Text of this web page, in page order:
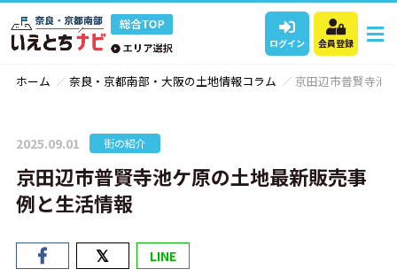
ログイン 会員登録
ホーム 奈良・京都南部・大阪の土地情報コラム 京田辺市普賢寺池
2025.09.01 街の紹介
京田辺市普賢寺池ケ原の土地最新販売事
例と生活情報
LINE